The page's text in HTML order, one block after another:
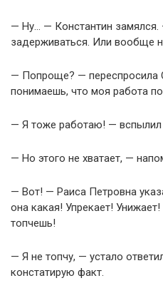
— Ну… — Константин
задерживаться. Или вообще
— Попроще? — переспросила
понимаешь, что моя работа
— Я тоже работаю! —
— Но этого не хватает, —
— Вот! — Раиса Петровна
она какая! Упрекает!
топчешь!
— Я не топчу, — устало
констатирую факт.